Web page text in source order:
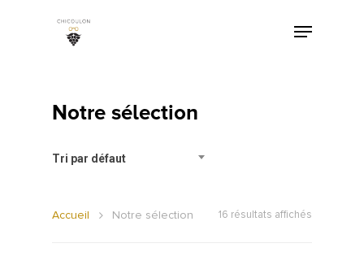
Notre sélection
Tri par défaut
16 résultats affichés
Accueil Notre sélection